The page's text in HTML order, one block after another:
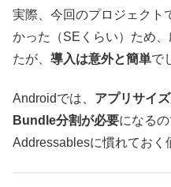
実際、今回のプロジェクト
かった（SEくらい）ため
たが、 導入は意外と簡単で
Androidでは、 アプリサイ
Bundle分割が必要になる
Addressablesに慣れておく